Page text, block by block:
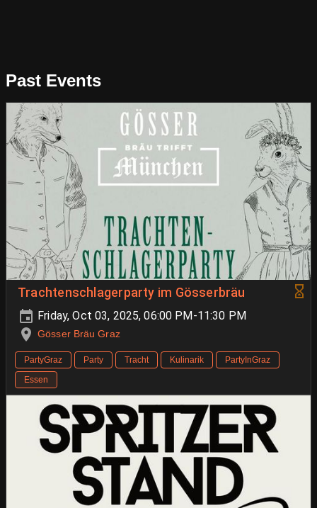
Past Events
Trachtenschlagerparty im Gösserbräu
Friday, Oct 03, 2025, 06:00 PM-11:30 PM
Gösser Bräu Graz
PartyGraz Party Tracht Kulinarik
PartyInGraz
Essen